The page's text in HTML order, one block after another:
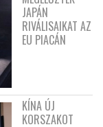
JAPÁN
RIVÁLISAIKAT AZ
EU PIACÁN
KÍNA ÚJ
KORSZAKOT